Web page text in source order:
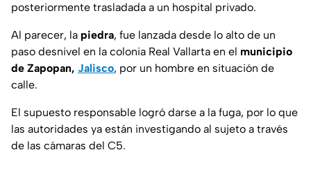
posteriormente trasladada a un hospital privado.
Al parecer, la piedra, fue lanzada desde lo alto de un
paso desnivel en la colonia Real Vallarta en el municipio
de Zapopan, Jalisco, por un hombre en situación de
calle.
El supuesto responsable logró darse a la fuga, por lo que
las autoridades ya están investigando al sujeto a través
de las cámaras del C5.